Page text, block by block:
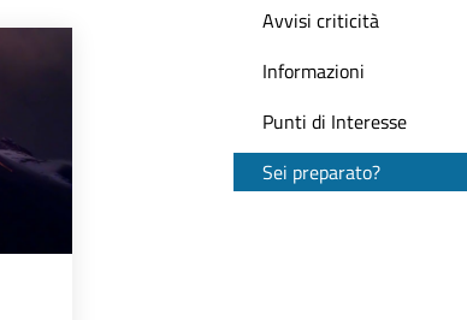
Avvisi criticità
Informazioni
Punti di Interesse
Sei preparato?